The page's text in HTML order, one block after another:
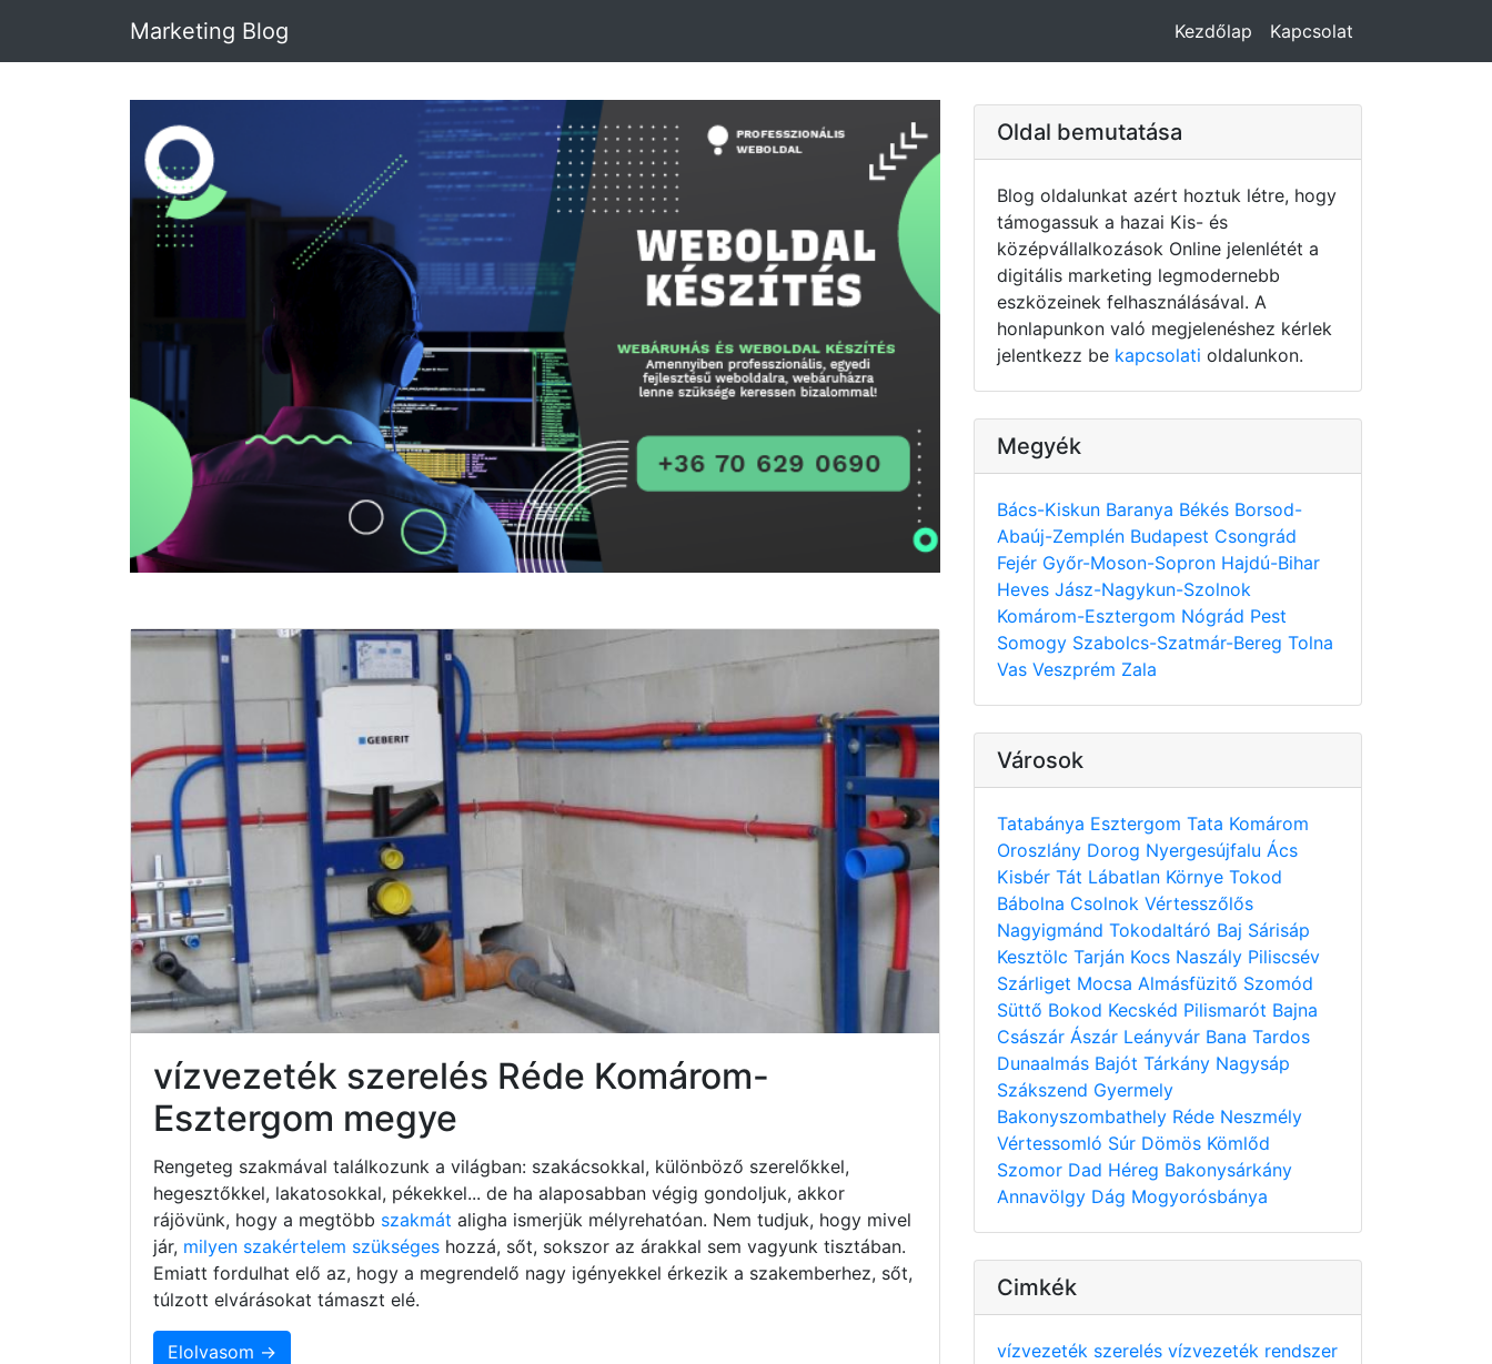
Marketing Blog Kezdőlap Kapcsolat
vízvezeték szerelés Réde Komárom-
Esztergom megye
Rengeteg szakmával találkozunk a világban: szakácsokkal, különböző szerelőkkel,
hegesztőkkel, lakatosokkal, pékekkel... de ha alaposabban végig gondoljuk, akkor
rájövünk, hogy a megtöbb szakmát aligha ismerjük mélyrehatóan. Nem tudjuk, hogy mivel
jár, milyen szakértelem szükséges hozzá, sőt, sokszor az árakkal sem vagyunk tisztában.
Emiatt fordulhat elő az, hogy a megrendelő nagy igényekkel érkezik a szakemberhez, sőt,
túlzott elvárásokat támaszt elé.
Elolvasom →
Oldal bemutatása
Blog oldalunkat azért hoztuk létre, hogy
támogassuk a hazai Kis- és
középvállalkozások Online jelenlétét a
digitális marketing legmodernebb
eszközeinek felhasználásával. A
honlapunkon való megjelenéshez kérlek
jelentkezz be kapcsolati oldalunkon.
Megyék
Bács-Kiskun Baranya Békés Borsod-
Abaúj-Zemplén Budapest Csongrád
Fejér Győr-Moson-Sopron Hajdú-Bihar
Heves Jász-Nagykun-Szolnok
Komárom-Esztergom Nógrád Pest
Somogy Szabolcs-Szatmár-Bereg Tolna
Vas Veszprém Zala
Városok
Tatabánya Esztergom Tata Komárom
Oroszlány Dorog Nyergesújfalu Ács
Kisbér Tát Lábatlan Környe Tokod
Bábolna Csolnok Vértesszőlős
Nagyigmánd Tokodaltáró Baj Sárisáp
Kesztölc Tarján Kocs Naszály Piliscsév
Szárliget Mocsa Almásfüzitő Szomód
Süttő Bokod Kecskéd Pilismarót Bajna
Császár Ászár Leányvár Bana Tardos
Dunaalmás Bajót Tárkány Nagysáp
Szákszend Gyermely
Bakonyszombathely Réde Neszmély
Vértessomló Súr Dömös Kömlőd
Szomor Dad Héreg Bakonysárkány
Annavölgy Dág Mogyorósbánya
Cimkék
vízvezeték szerelés vízvezeték rendszer